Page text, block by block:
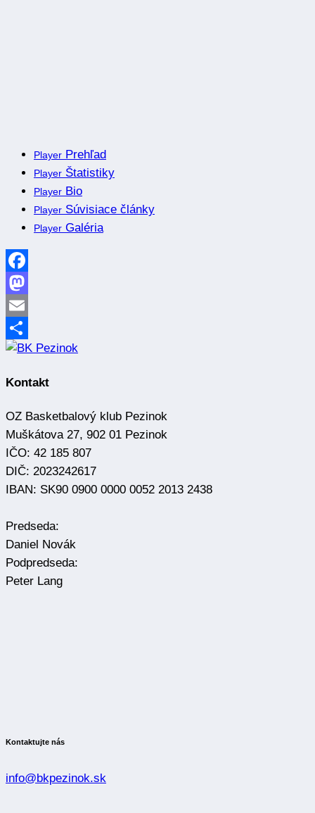
Player Prehľad
Player Štatistiky
Player Bio
Player Súvisiace články
Player Galéria
Facebook
Mastodon
Email
Share
Kontakt
OZ Basketbalový klub Pezinok
Muškátova 27, 902 01 Pezinok
IČO: 42 185 807
DIČ: 2023242617
IBAN: SK90 0900 0000 0052 2013 2438
Predseda:
Daniel Novák
Podpredseda:
Peter Lang
Kontaktujte nás
info@bkpezinok.sk